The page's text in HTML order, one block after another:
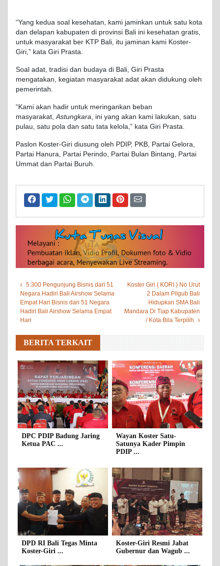
“Yang kedua soal kesehatan, kami jaminkan untuk satu kota
dan delapan kabupaten di provinsi Bali ini kesehatan gratis,
untuk masyarakat ber KTP Bali, itu jaminan kami Koster-
Giri,” kata Giri Prasta.
Soal adat, tradisi dan budaya di Bali, Giri Prasta
mengatakan, kegiatan masyarakat adat akan didukung oleh
pemerintah.
“Kami akan hadir untuk meringankan beban
masyarakat,Astungkara, ini yang akan kami lakukan, satu
pulau, satu pola dan satu tata kelola,” kata Giri Prasta.
Paslon Koster-Giri diusung oleh PDIP, PKB, Partai Gelora,
Partai Hanura, Partai Perindo, Partai Bulan Bintang, Partai
Ummat dan Partai Buruh.
5.300 Pengunjung Bisnis dari 51
Negara Hadiri Bali Airshow Selama
Empat Hari Bisnis dari 51 Negara
Hadiri Bali Airshow Selama Empat
Hari
Koster Giri ( KORI ) No Urut
2 Dalam Pilgub Bali
Hidupkan SMA Bali
Mandara Di Tiap Kabupaten
/ Kota Bila Terpilih
BERITA TERKAIT
DPC PDIP Badung Jaring
Ketua PAC ...
Wayan Koster Satu-
Satunya Kader Pimpin
PDIP ...
DPD RI Bali Tegas Minta
Koster-Giri ...
Koster-Giri Resmi Jabat
Gubernur dan Wagub ...